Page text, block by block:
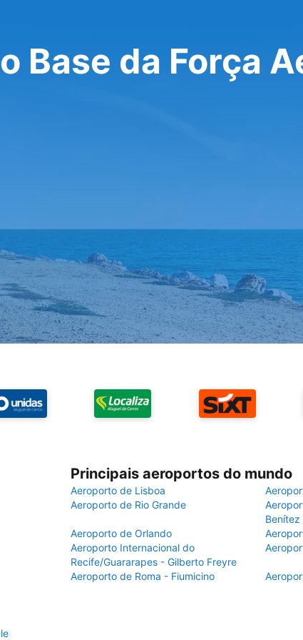
Base da Força
Principais aeroportos do mundo
Aeroporto de Lisboa
Aeroporto de Rio Grande
Benítez
Aeroporto de Orlando
Aeroporto Internacional do
Recife/Guararapes - Gilberto Freyre
Aeroporto de Roma - Fiumicino